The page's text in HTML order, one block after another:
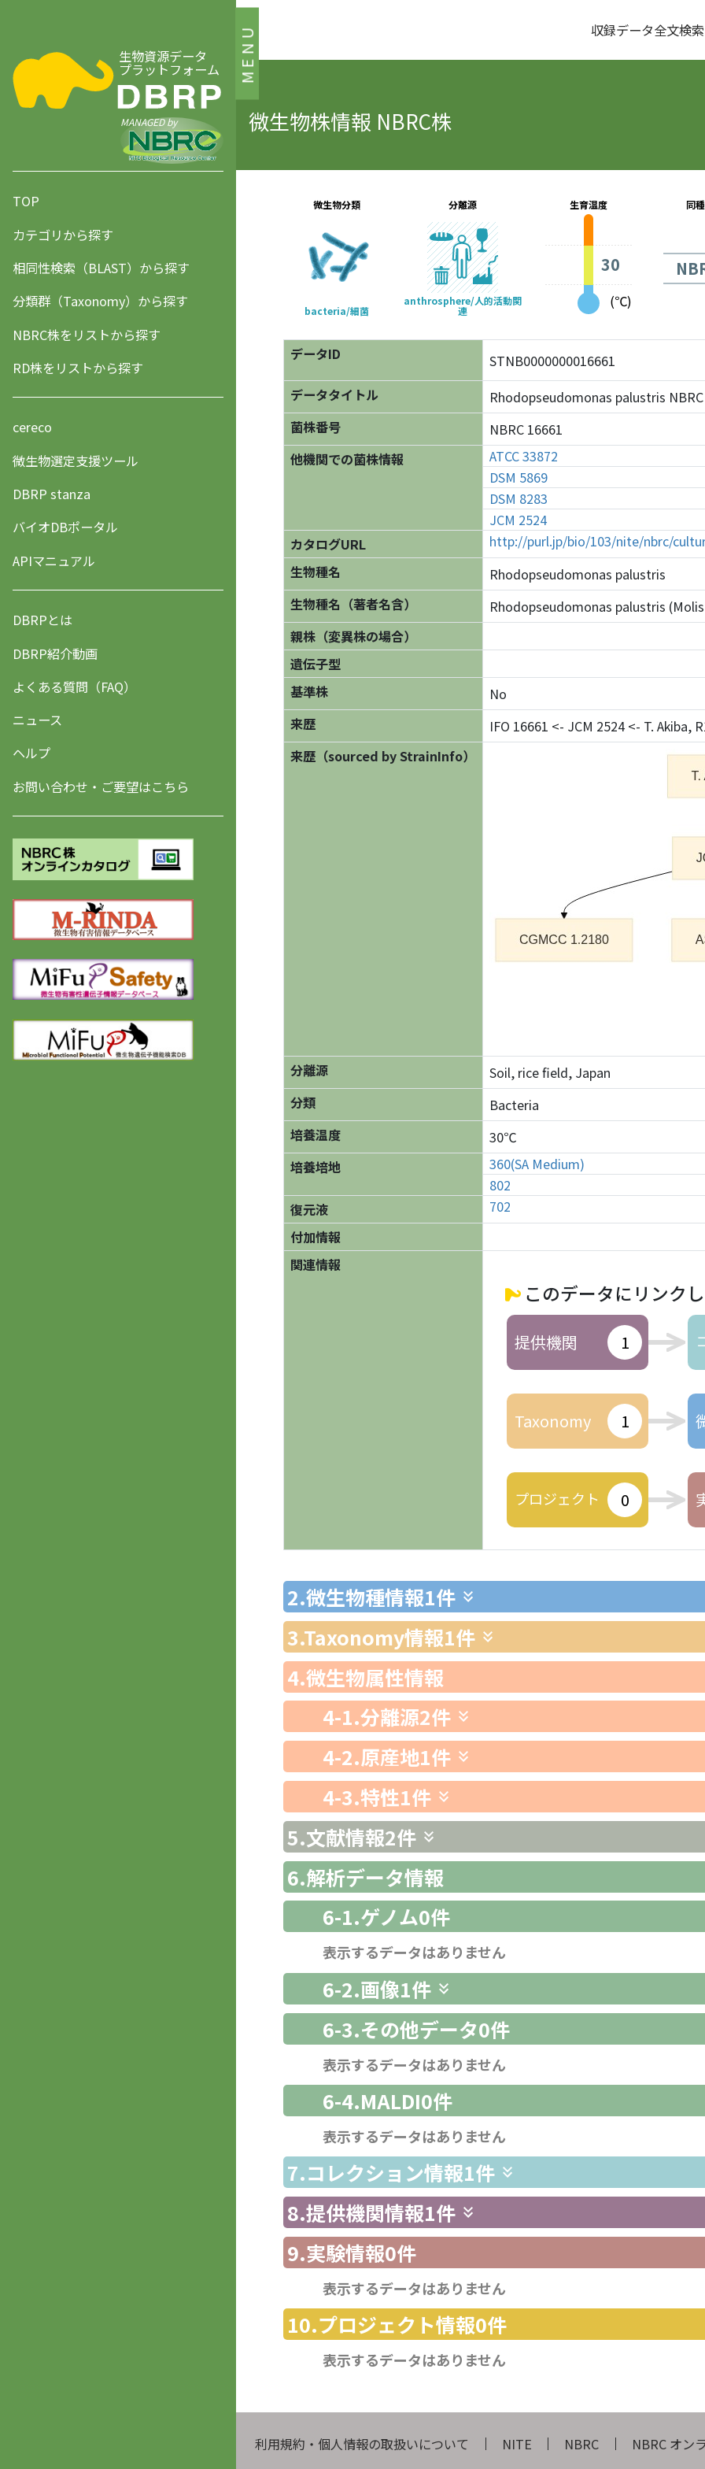
MENU
生物資源データ
プラットフォーム
MANAGED by
TOP
カテゴリから探す
相同性検索（BLAST）から探す
分類群（Taxonomy）から探す
NBRC株をリストから探す
RD株をリストから探す
cereco
微生物選定支援ツール
DBRP stanza
バイオDBポータル
APIマニュアル
DBRPとは
DBRP紹介動画
よくある質問（FAQ）
ニュース
ヘルプ
お問い合わせ・ご要望はこちら
収録データ全文検索
微生物株情報 NBRC株
データID
STNB0000000016661
データタイトル
Rhodopseudomonas palustris
菌株番号
NBRC 16661
他機関での菌株情報
ATCC 33872
DSM 5869
DSM 8283
JCM 2524
カタログURL
http://purl.jp/bio/103/nite/nbrc/
生物種名
Rhodopseudomonas palustris
生物種名（著者名含）
Rhodopseudomonas palustris
親株（変異株の場合）
遺伝子型
基準株
No
来歴
IFO 16661 <- JCM 2524 <- T. Akiba,
来歴（sourced by StrainInfo）
分離源
Soil, rice field, Japan
分類
Bacteria
培養温度
30℃
培養培地
360(SA Medium)
802
復元液
702
付加情報
関連情報
このデータにリンク
提供機関 1
Taxonomy 1
プロジェクト 0
2.微生物種情報1件
3.Taxonomy情報1件
4.微生物属性情報
4-1.分離源2件
4-2.原産地1件
4-3.特性1件
5.文献情報2件
6.解析データ情報
6-1.ゲノム0件
表示するデータはありません
6-2.画像1件
6-3.その他データ0件
表示するデータはありません
6-4.MALDI0件
表示するデータはありません
7.コレクション情報1件
8.提供機関情報1件
9.実験情報0件
表示するデータはありません
10.プロジェクト情報0件
表示するデータはありません
利用規約・個人情報の取扱いについて NITE NBRC NBRC オン